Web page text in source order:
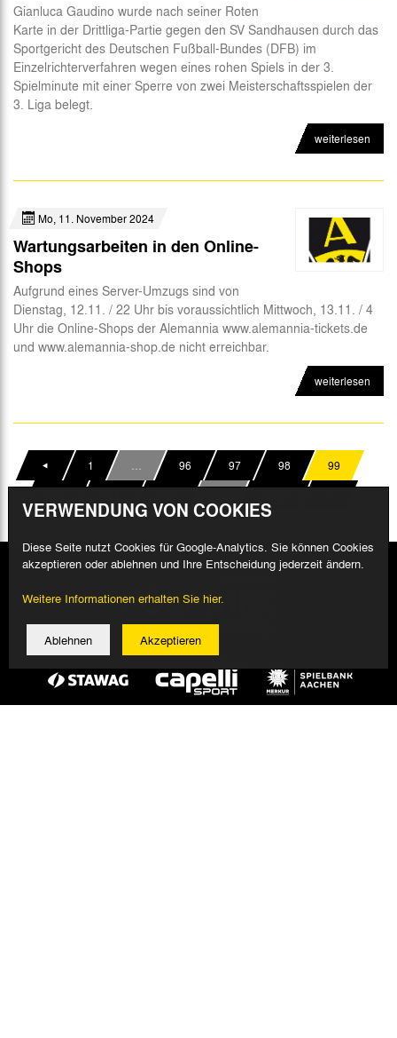
Gianluca Gaudino wurde nach seiner Roten
Karte in der Drittliga-Partie gegen den SV Sandhausen durch das
Sportgericht des Deutschen Fußball-Bundes (DFB) im
Einzelrichterverfahren wegen eines rohen Spiels in der 3.
Spielminute mit einer Sperre von zwei Meisterschaftsspielen der
3. Liga belegt.
weiterlesen
Mo, 11. November 2024
Wartungsarbeiten in den Online-
Shops
Aufgrund eines Server-Umzugs sind von
Dienstag, 12.11. / 22 Uhr bis voraussichtlich Mittwoch, 13.11. / 4
Uhr die Online-Shops der Alemannia www.alemannia-tickets.de
und www.alemannia-shop.de nicht erreichbar.
weiterlesen
1 … 96 97 98
99
VERWENDUNG VON COOKIES
Diese Seite nutzt Cookies für Google-Analytics. Sie können Cookies
akzeptieren oder ablehnen und Ihre Entscheidung jederzeit ändern.
Weitere Informationen erhalten Sie hier.
Ablehnen Akzeptieren